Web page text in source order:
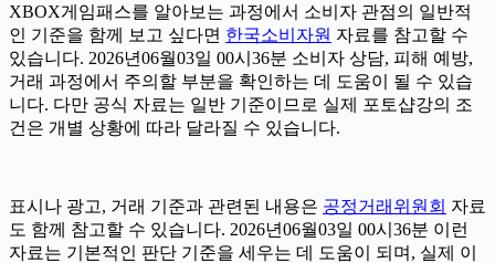
XBOX게임패스를 알아보는 과정에서 소비자 관점의 일반적
인 기준을 함께 보고 싶다면 한국소비자원 자료를 참고할 수
있습니다. 2026년06월03일 00시36분 소비자 상담, 피해 예방,
거래 과정에서 주의할 부분을 확인하는 데 도움이 될 수 있습
니다. 다만 공식 자료는 일반 기준이므로 실제 포토샵강의 조
건은 개별 상황에 따라 달라질 수 있습니다.
표시나 광고, 거래 기준과 관련된 내용은 공정거래위원회 자료
도 함께 참고할 수 있습니다. 2026년06월03일 00시36분 이런
자료는 기본적인 판단 기준을 세우는 데 도움이 되며, 실제 이